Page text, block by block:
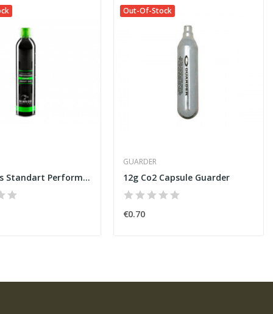
Green Gás Standart Performance 500ml [Nimrod]
Out-Of-Stock
GUARDER
12g Co2 Capsule Guarder
€0.70